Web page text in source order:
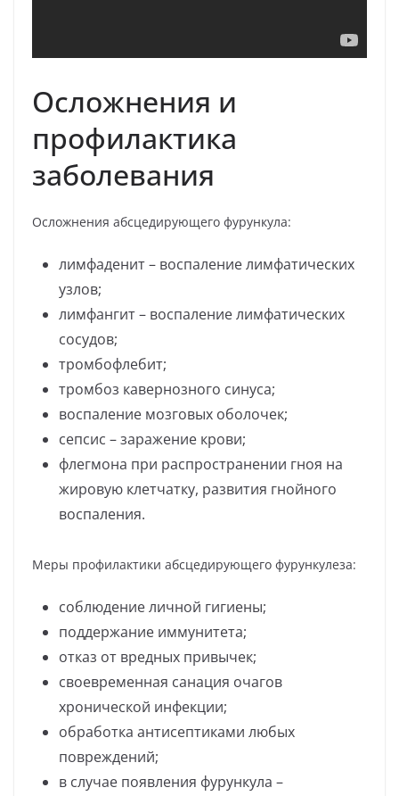
Осложнения и
профилактика
заболевания
Осложнения абсцедирующего фурункула:
лимфаденит – воспаление лимфатических
узлов;
лимфангит – воспаление лимфатических
сосудов;
тромбофлебит;
тромбоз кавернозного синуса;
воспаление мозговых оболочек;
сепсис – заражение крови;
флегмона при распространении гноя на
жировую клетчатку, развития гнойного
воспаления.
Меры профилактики абсцедирующего фурункулеза:
соблюдение личной гигиены;
поддержание иммунитета;
отказ от вредных привычек;
своевременная санация очагов
хронической инфекции;
обработка антисептиками любых
повреждений;
в случае появления фурункула –